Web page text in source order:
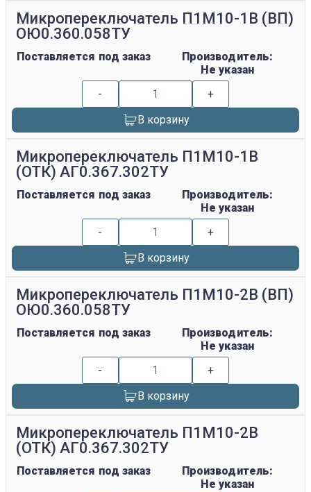
Микропереключатель П1М10-1В (ВП)
ОЮ0.360.058ТУ
Поставляется под заказ
Производитель:
Не указан
-
+
В корзину
Микропереключатель П1М10-1В
(ОТК) АГ0.367.302ТУ
Поставляется под заказ
Производитель:
Не указан
-
+
В корзину
Микропереключатель П1М10-2В (ВП)
ОЮ0.360.058ТУ
Поставляется под заказ
Производитель:
Не указан
-
+
В корзину
Микропереключатель П1М10-2В
(ОТК) АГ0.367.302ТУ
Поставляется под заказ
Производитель:
Не указан